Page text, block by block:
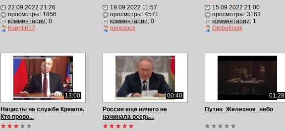
22.09.2022 21:26
просмотры: 1856
комментарии:0
Kventin17
19.09.2022 11:57
просмотры: 4571
комментарии:0
peredock
15.09.2022 21:00
просмотры: 3163
комментарии:1
Globulincik
13:00
Нацисты на службе Кремля.
Кто прово...
00:40
Россия еще ничего не
начинала всерь...
01:28
Путин_Железное_небо